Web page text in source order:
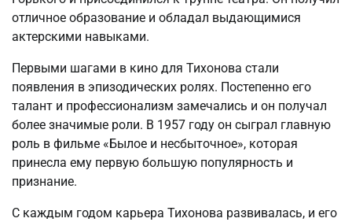
отличное образование и обладал выдающимися
актерскими навыками.
Первыми шагами в кино для Тихонова стали
появления в эпизодических ролях. Постепенно его
талант и профессионализм замечались и он получал
более значимые роли. В 1957 году он сыграл главную
роль в фильме «Былое и несбыточное», которая
принесла ему первую большую популярность и
признание.
С каждым годом карьера Тихонова развивалась, и его